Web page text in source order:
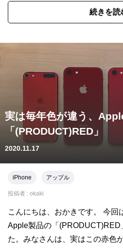
続きを読
実は毎年色が違う、
「(PRODUCT)RED」
2020.11.17
iPhone アップル
投稿者 : okaki
こんにちは、おかきです。 今回
Apple製品の「(PRODUCT)RED
た。みなさんは、実はこの赤色